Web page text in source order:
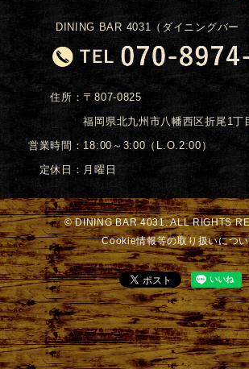
DINING BAR 4031（ダイニングバー
住所：〒807-0825
福岡県北九州市八幡西区折尾1丁
営業時間： 18:00～3:00（L.O.2:00）
定休日： 月曜日
© DINING BAR 4031. ALL RIGHTS
Cookie情報等の取り扱いにつ